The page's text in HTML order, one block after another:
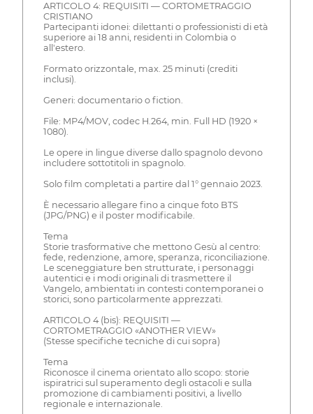
ARTICOLO 4: REQUISITI — CORTOMETRAGGIO
CRISTIANO
Partecipanti idonei: dilettanti o professionisti di età
superiore ai 18 anni, residenti in Colombia o
all'estero.
Formato orizzontale, max. 25 minuti (crediti
inclusi).
Generi: documentario o fiction.
File: MP4/MOV, codec H.264, min. Full HD (1920 ×
1080).
Le opere in lingue diverse dallo spagnolo devono
includere sottotitoli in spagnolo.
Solo film completati a partire dal 1° gennaio 2023.
È necessario allegare fino a cinque foto BTS
(JPG/PNG) e il poster modificabile.
Tema
Storie trasformative che mettono Gesù al centro:
fede, redenzione, amore, speranza, riconciliazione.
Le sceneggiature ben strutturate, i personaggi
autentici e i modi originali di trasmettere il
Vangelo, ambientati in contesti contemporanei o
storici, sono particolarmente apprezzati.
ARTICOLO 4 (bis): REQUISITI —
CORTOMETRAGGIO «ANOTHER VIEW»
(Stesse specifiche tecniche di cui sopra)
Tema
Riconosce il cinema orientato allo scopo: storie
ispiratrici sul superamento degli ostacoli e sulla
promozione di cambiamenti positivi, a livello
regionale e internazionale.